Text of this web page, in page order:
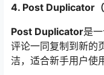
4. Post Duplicator（
Post Duplicator是
评论一同复制到新的
洁，适合新手用户使